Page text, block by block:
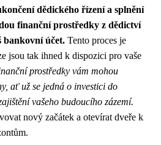
dědického řízení a splnění
finanční prostředky z dědictví
bankovní účet. Tento proces je
jsou tak ihned k dispozici pro vaše
prostředky vám mohou
ať už se jedná o investici do
vašeho budoucího zázemí.
nový začátek a otevírat dveře k